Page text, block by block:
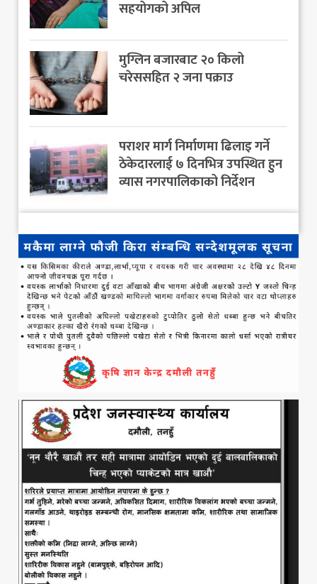
सहयोगको अपिल
मुग्लिन बजारबाट २० किलो
चरेससहित २ जना पक्राउ
पराशर मार्ग निर्माणमा ढिलाइ गर्ने
ठेकेदारलाई ७ दिनभित्र उपस्थित हुन
व्यास नगरपालिकाको निर्देशन